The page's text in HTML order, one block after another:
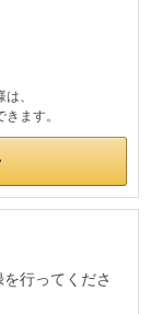
、
ます。
行ってくださ